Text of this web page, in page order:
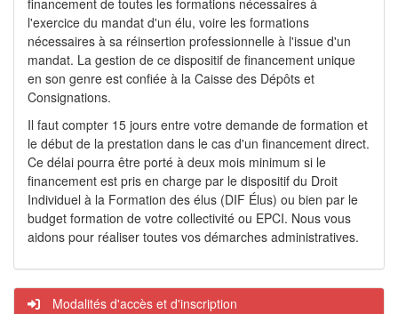
financement de toutes les formations nécessaires à
l'exercice du mandat d'un élu, voire les formations
nécessaires à sa réinsertion professionnelle à l'issue d'un
mandat. La gestion de ce dispositif de financement unique
en son genre est confiée à la Caisse des Dépôts et
Consignations.
Il faut compter 15 jours entre votre demande de formation et
le début de la prestation dans le cas d'un financement direct.
Ce délai pourra être porté à deux mois minimum si le
financement est pris en charge par le dispositif du Droit
Individuel à la Formation des élus (DIF Élus) ou bien par le
budget formation de votre collectivité ou EPCI. Nous vous
aidons pour réaliser toutes vos démarches administratives.
Modalités d'accès et d'inscription